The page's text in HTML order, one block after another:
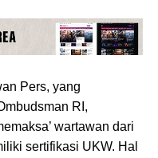
Pers, yang
RI,
wartawan dari
sertifikasi UKW. Hal